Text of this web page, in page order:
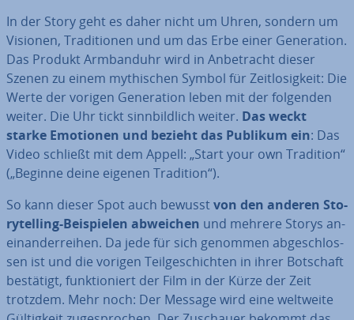
In der Story geht es daher nicht um Uhren, sondern um
Visionen, Tra­di­tio­nen und um das Erbe einer Ge­ne­ra­ti­on.
Das Produkt Arm­band­uhr wird in An­be­tracht dieser
Szenen zu einem my­thi­schen Symbol für Zeit­lo­sig­keit: Die
Werte der vorigen Ge­ne­ra­ti­on leben mit der folgenden
weiter. Die Uhr tickt sinn­bild­lich weiter. Das weckt
starke Emotionen und bezieht das Publikum ein: Das
Video schließt mit dem Appell: „Start your own Tradition“
(„Beginne deine eigenen Tradition“).
So kann dieser Spot auch bewusstvon den anderen Sto­
rytel­ling-Bei­spie­len abweichen und mehrere Storys an­
ein­an­der­rei­hen. Da jede für sich genommen ab­ge­schlos­
sen ist und die vorigen Teil­ge­schich­ten in ihrer Botschaft
bestätigt, funk­tio­niert der Film in der Kürze der Zeit
trotzdem. Mehr noch: Der Message wird eine weltweite